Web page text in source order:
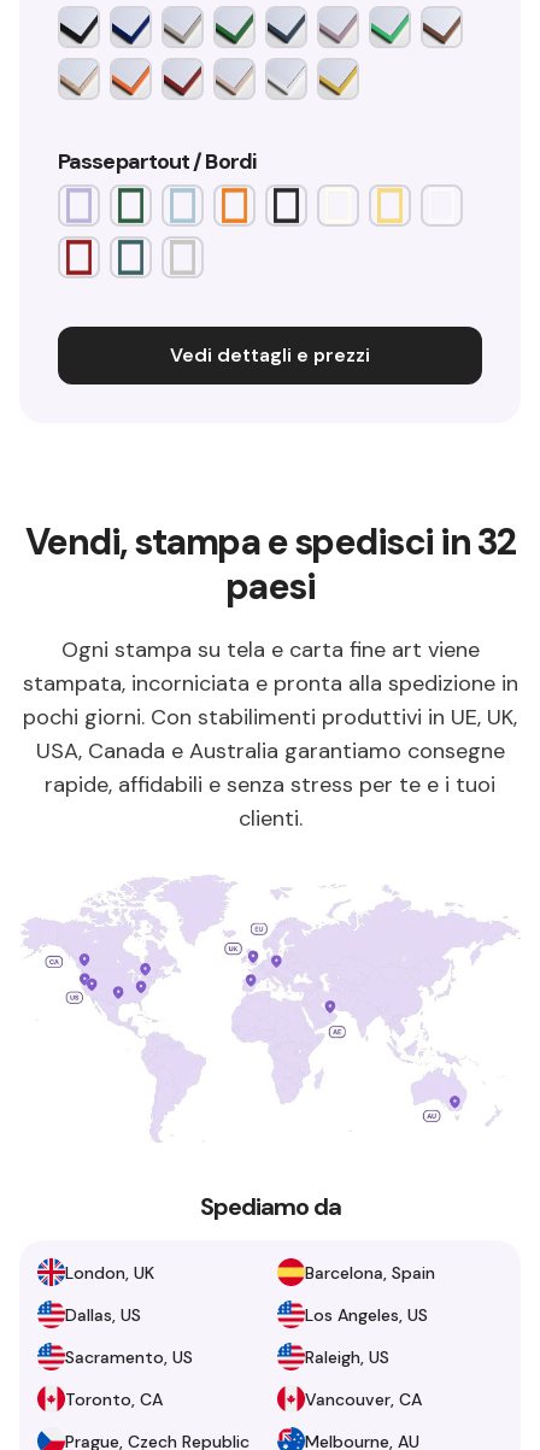
Passepartout / Bordi
Vedi dettagli e prezzi
Vendi, stampa e spedisci in 32
paesi
Ogni stampa su tela e carta fine art viene
stampata, incorniciata e pronta alla spedizione in
pochi giorni. Con stabilimenti produttivi in UE, UK,
USA, Canada e Australia garantiamo consegne
rapide, affidabili e senza stress per te e i tuoi
clienti.
Spediamo da
London, UK
Barcelona, Spain
Dallas, US
Los Angeles, US
Sacramento, US
Raleigh, US
Toronto, CA
Vancouver, CA
Prague, Czech Republic
Melbourne, AU